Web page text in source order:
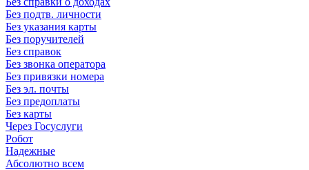
Без подтв. личности
Без указания карты
Без поручителей
Без справок
Без звонка оператора
Без привязки номера
Без эл. почты
Без предоплаты
Без карты
Через Госуслуги
Робот
Надежные
Абсолютно всем